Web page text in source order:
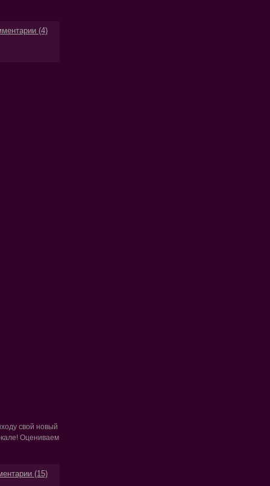
(4)
свой новый
Оцениваем
(15)